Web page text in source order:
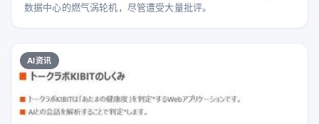
数据中心的燃气涡轮机，尽管遭受大量批评。
AI资讯